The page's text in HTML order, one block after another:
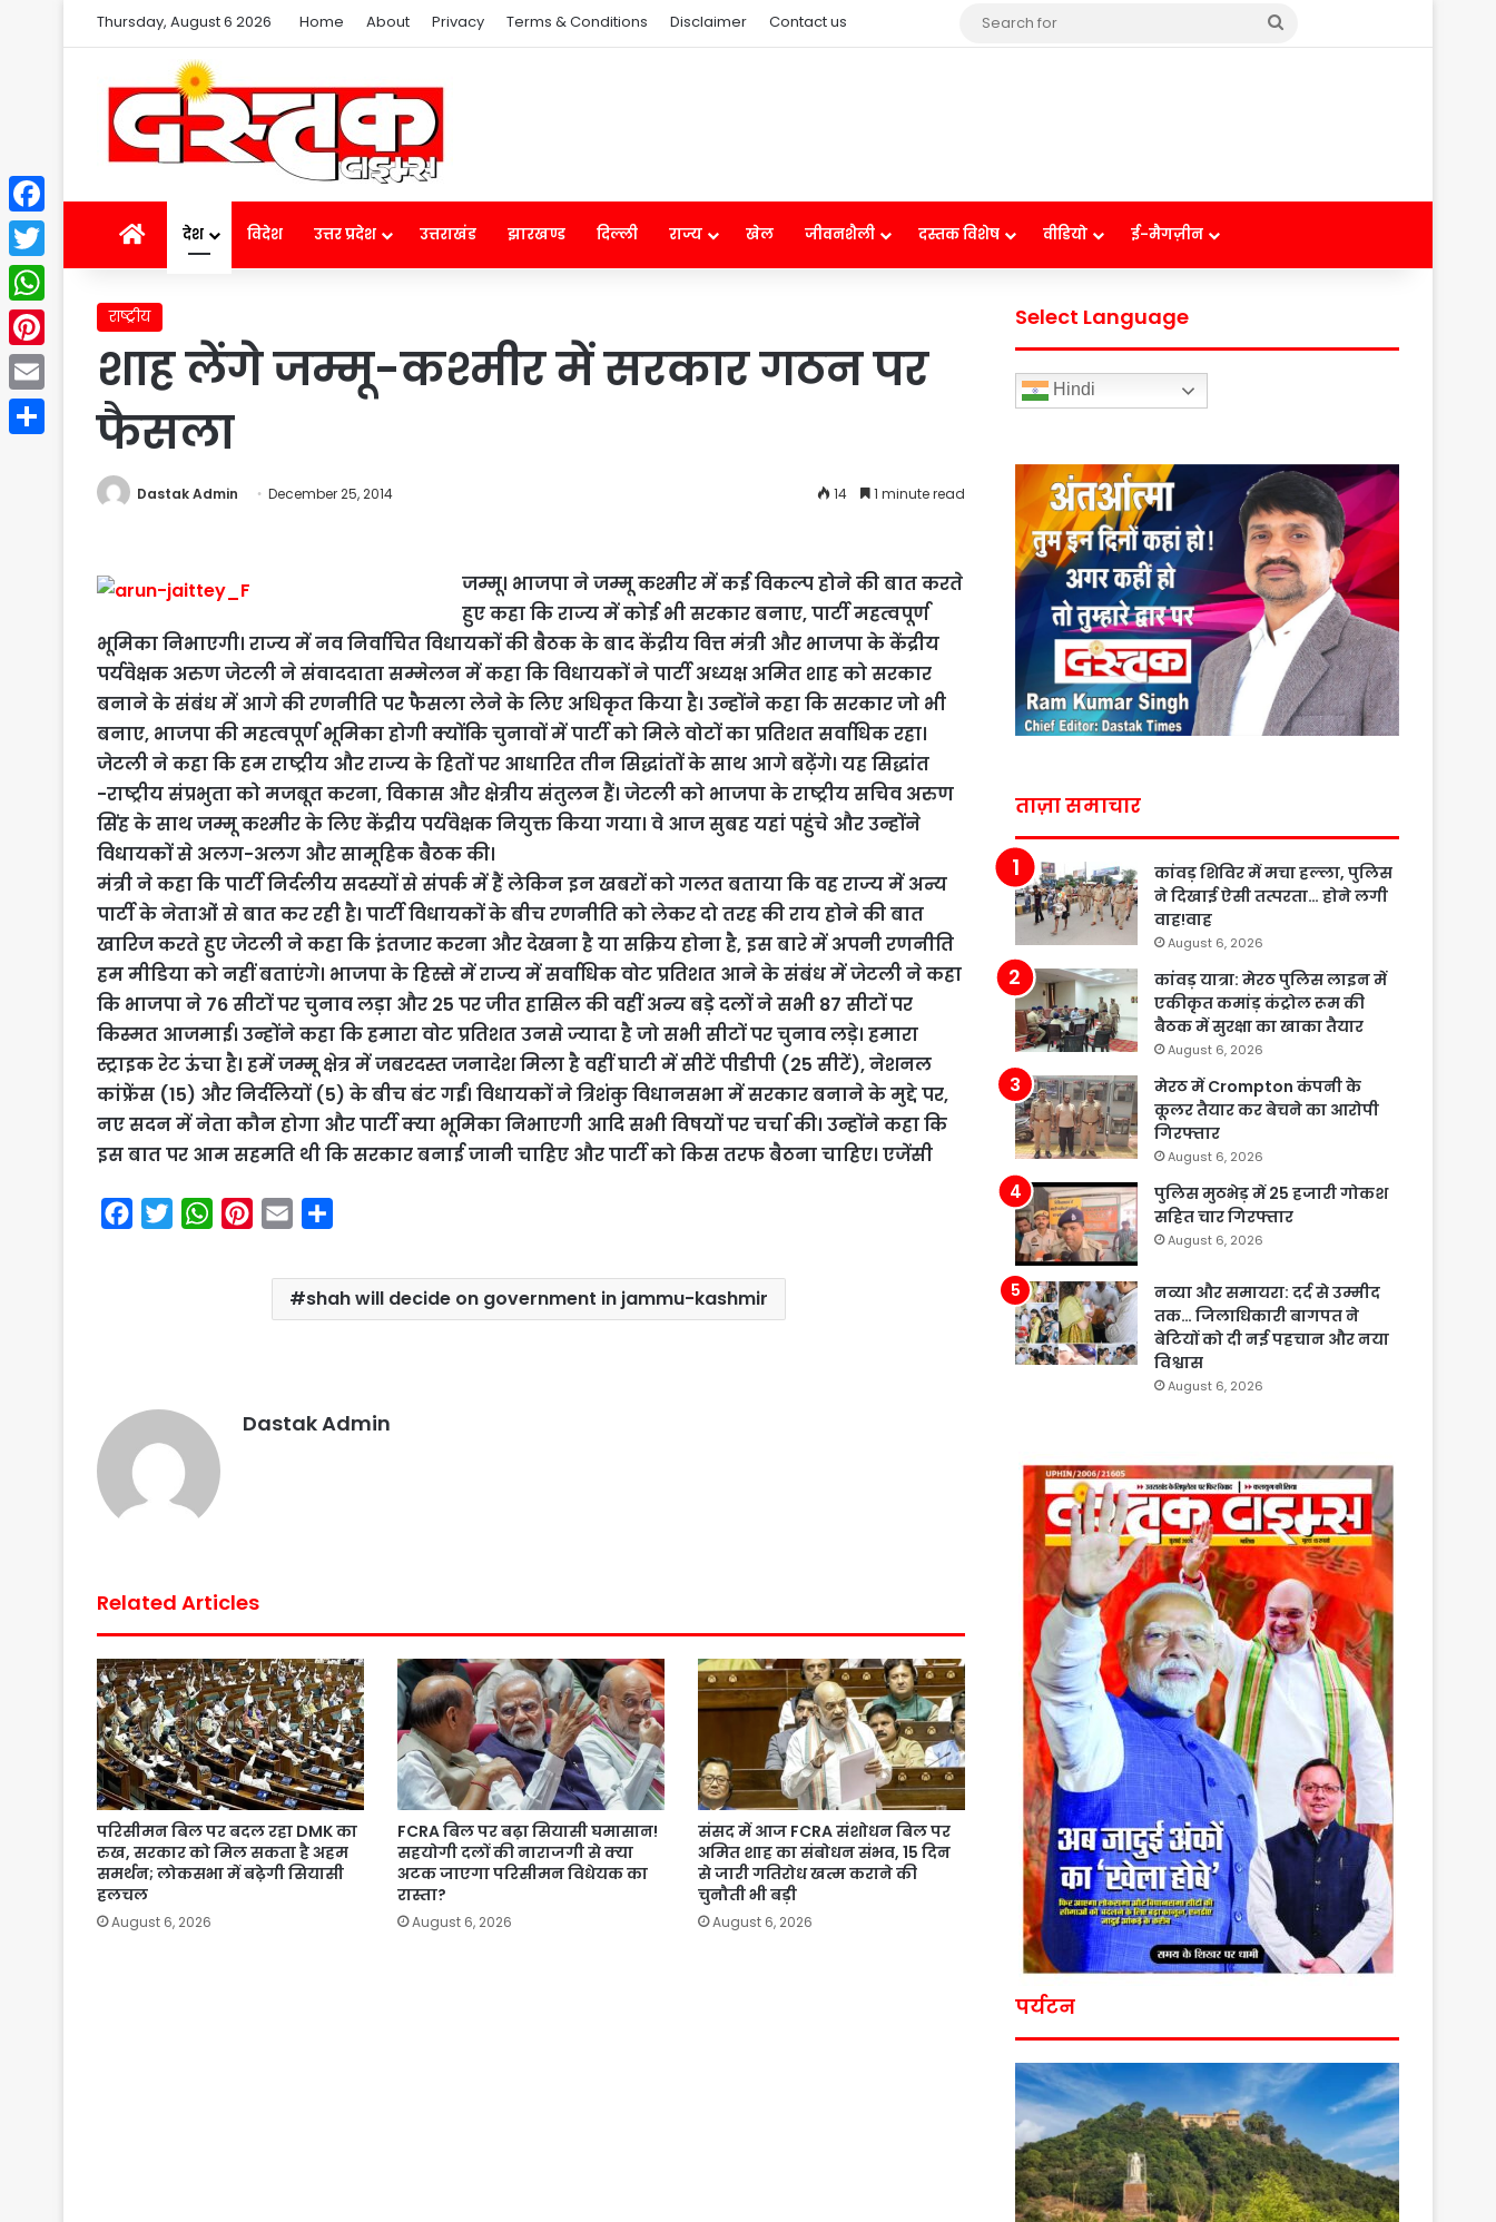
Thursday, August 6 2026 Home About Privacy Terms & Conditions Disclaimer Contact us
Homeदेश विदेश उत्तर प्रदेश उत्तराखंड झारखण्ड दिल्ली राज्य खेल जीवनशैली दस्तक विशेष वीडियो ई-मैगज़ीन
राष्ट्रीय
शाह लेंगे जम्मू-कश्मीर में सरकार गठन पर
फैसला
Dastak Admin December 25, 2014 14 1 minute read
जम्मू। भाजपा ने जम्मू कश्मीर में कई विकल्प होने की बात करते
हुए कहा कि राज्य में कोई भी सरकार बनाए, पार्टी महत्वपूर्ण
भूमिका निभाएगी। राज्य में नव निर्वाचित विधायकों की बैठक के बाद केंद्रीय वित्त मंत्री और भाजपा के केंद्रीय
पर्यवेक्षक अरुण जेटली ने संवाददाता सम्मेलन में कहा कि विधायकों ने पार्टी अध्यक्ष अमित शाह को सरकार
बनाने के संबंध में आगे की रणनीति पर फैसला लेने के लिए अधिकृत किया है। उन्होंने कहा कि सरकार जो भी
बनाए, भाजपा की महत्वपूर्ण भूमिका होगी क्योंकि चुनावों में पार्टी को मिले वोटों का प्रतिशत सर्वाधिक रहा।
जेटली ने कहा कि हम राष्ट्रीय और राज्य के हितों पर आधारित तीन सिद्धांतों के साथ आगे बढ़ेंगे। यह सिद्धांत
-राष्ट्रीय संप्रभुता को मजबूत करना, विकास और क्षेत्रीय संतुलन हैं। जेटली को भाजपा के राष्ट्रीय सचिव अरुण
सिंह के साथ जम्मू कश्मीर के लिए केंद्रीय पर्यवेक्षक नियुक्त किया गया। वे आज सुबह यहां पहुंचे और उन्होंने
विधायकों से अलग-अलग और सामूहिक बैठक की।
मंत्री ने कहा कि पार्टी निर्दलीय सदस्यों से संपर्क में हैं लेकिन इन खबरों को गलत बताया कि वह राज्य में अन्य
पार्टी के नेताओं से बात कर रही है। पार्टी विधायकों के बीच रणनीति को लेकर दो तरह की राय होने की बात
खारिज करते हुए जेटली ने कहा कि इंतजार करना और देखना है या सक्रिय होना है, इस बारे में अपनी रणनीति
हम मीडिया को नहीं बताएंगे। भाजपा के हिस्से में राज्य में सर्वाधिक वोट प्रतिशत आने के संबंध में जेटली ने कहा
कि भाजपा ने 76 सीटों पर चुनाव लड़ा और 25 पर जीत हासिल की वहीं अन्य बड़े दलों ने सभी 87 सीटों पर
किस्मत आजमाई। उन्होंने कहा कि हमारा वोट प्रतिशत उनसे ज्यादा है जो सभी सीटों पर चुनाव लड़े। हमारा
स्ट्राइक रेट ऊंचा है। हमें जम्मू क्षेत्र में जबरदस्त जनादेश मिला है वहीं घाटी में सीटें पीडीपी (25 सीटें), नेशनल
कांफ्रेंस (15) और निर्दलियों (5) के बीच बंट गईं। विधायकों ने त्रिशंकु विधानसभा में सरकार बनाने के मुद्दे पर,
नए सदन में नेता कौन होगा और पार्टी क्या भूमिका निभाएगी आदि सभी विषयों पर चर्चा की। उन्होंने कहा कि
इस बात पर आम सहमति थी कि सरकार बनाई जानी चाहिए और पार्टी को किस तरफ बैठना चाहिए। एजेंसी
W
s
a
i
a
r
shah will decide on government in jammu-kashmir
Dastak Admin
Related Articles
परिसीमन बिल पर बदल रहा DMK का
रुख, सरकार को मिल सकता है अहम
समर्थन; लोकसभा में बढ़ेगी सियासी
हलचल
August 6, 2026
FCRA बिल पर बढ़ा सियासी घमासान!
सहयोगी दलों की नाराजगी से क्या
अटक जाएगा परिसीमन विधेयक का
रास्ता?
August 6, 2026
संसद में आज FCRA संशोधन बिल पर
अमित शाह का संबोधन संभव, 15 दिन
से जारी गतिरोध खत्म कराने की
चुनौती भी बड़ी
August 6, 2026
Select Language
Hindi
ताज़ा समाचार
कांवड़ शिविर में मचा हल्ला, पुलिस
ने दिखाई ऐसी तत्परता… होने लगी
वाह!वाह
August 6, 2026
कांवड़ यात्रा: मेरठ पुलिस लाइन में
एकीकृत कमांड़ कंट्रोल रूम की
बैठक में सुरक्षा का खाका तैयार
August 6, 2026
मेरठ में Crompton कंपनी के
कूलर तैयार कर बेचने का आरोपी
गिरफ्तार
August 6, 2026
पुलिस मुठभेड़ में 25 हजारी गोकश
सहित चार गिरफ्तार
August 6, 2026
नव्या और समायरा: दर्द से उम्मीद
तक… जिलाधिकारी बागपत ने
बेटियों को दी नई पहचान और नया
विश्वास
August 6, 2026
पर्यटन
Facebook
Twitter
WhatsApp
Pinterest
Email